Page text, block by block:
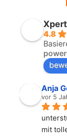
4.8
Anja
vor 5
mit